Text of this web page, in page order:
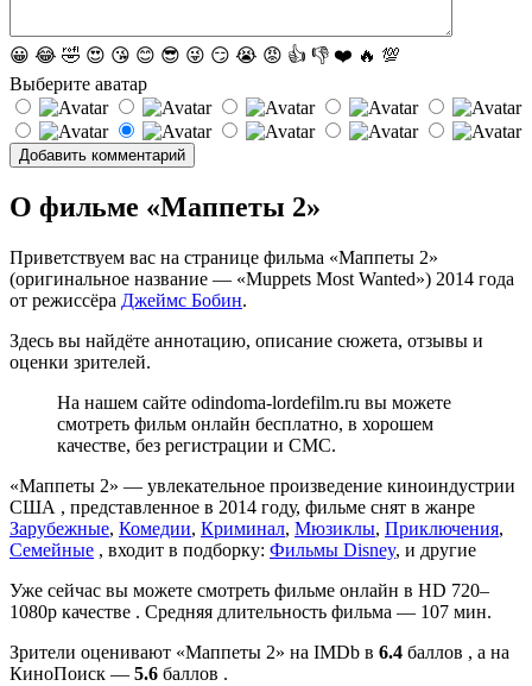
😀 😂 🤣 😍 😘 😊 😎 😜 😏 😭 😡 👍 👎 ❤️ 🔥 💯
Выберите аватар
О фильме «Маппеты 2»
Приветствуем вас на странице фильма «Маппеты 2»
(оригинальное название — «Muppets Most Wanted») 2014 года
от режиссёра Джеймс Бобин.
Здесь вы найдёте аннотацию, описание сюжета, отзывы и
оценки зрителей.
На нашем сайте odindoma-lordefilm.ru вы можете
смотреть фильм онлайн бесплатно, в хорошем
качестве, без регистрации и СМС.
«Маппеты 2» — увлекательное произведение киноиндустрии
США , представленное в 2014 году, фильме снят в жанре
Зарубежные, Комедии, Криминал, Мюзиклы, Приключения,
Семейные , входит в подборку: Фильмы Disney, и другие
Уже сейчас вы можете смотреть фильме онлайн в HD 720–
1080p качестве . Средняя длительность фильма — 107 мин.
Зрители оценивают «Маппеты 2» на IMDb в 6.4 баллов , а на
КиноПоиск — 5.6 баллов .